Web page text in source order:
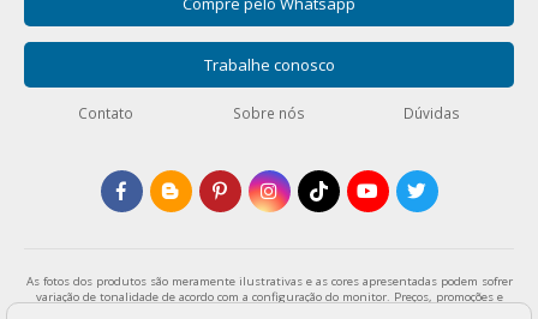
Em nossa loja você encontra uma infinidade de produtos
para o seu artesanato, confira:
Biscuit
cortadores? Achou!
madeira, confira aqui!
Trabalhe conosco
Contato Sobre nós Dúvidas
As fotos dos produtos são meramente ilustrativas e as cores apresentadas podem sofrer
variação de tonalidade de acordo com a configuração do monitor. Preços, promoções e